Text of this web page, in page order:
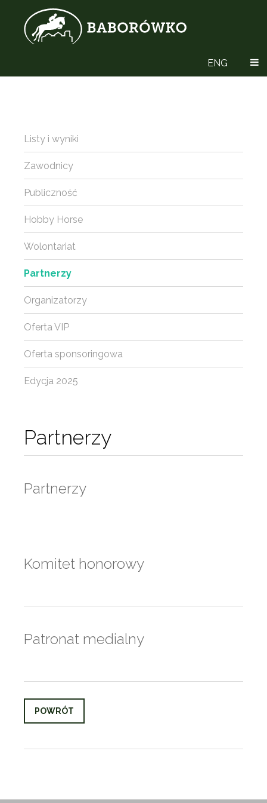
ENG
Partnerzy
Partnerzy
Komitet honorowy
Patronat medialny
POWRÓT
Listy i wyniki
Zawodnicy
Publiczność
Hobby Horse
Wolontariat
Partnerzy
Organizatorzy
Oferta VIP
Oferta sponsoringowa
Edycja 2025